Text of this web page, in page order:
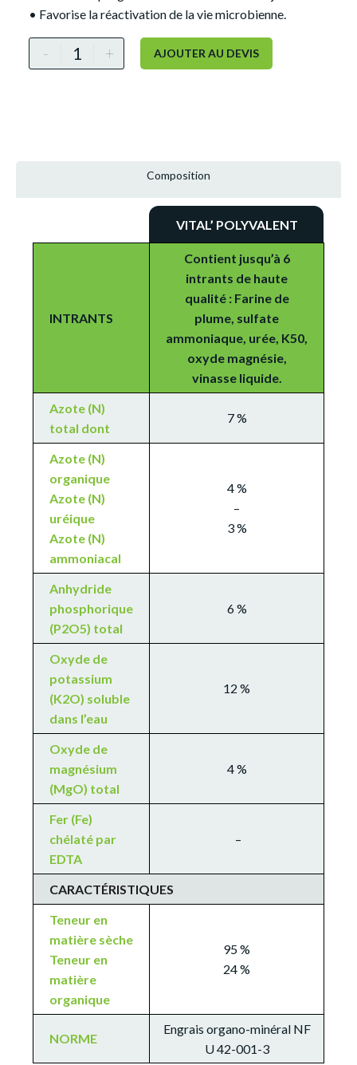
• Favorise la réactivation de la vie microbienne.
- + AJOUTER AU DEVIS
Alternative:
Composition
VITAL’ POLYVALENT
INTRANTS
Contient jusqu’à 6
intrants de haute
qualité : Farine de
plume, sulfate
ammoniaque, urée, K50,
oxyde magnésie,
vinasse liquide.
Azote (N)
total dont
7 %
Azote (N)
organique
Azote (N)
uréique
Azote (N)
ammoniacal
4 %
–
3 %
Anhydride
phosphorique
(P2O5) total
6 %
Oxyde de
potassium
(K2O) soluble
dans l’eau
12 %
Oxyde de
magnésium
(MgO) total
4 %
Fer (Fe)
chélaté par
EDTA
–
CARACTÉRISTIQUES
Teneur en
matière sèche
Teneur en
matière
organique
95 %
24 %
NORME
Engrais organo-minéral NF
U 42-001-3